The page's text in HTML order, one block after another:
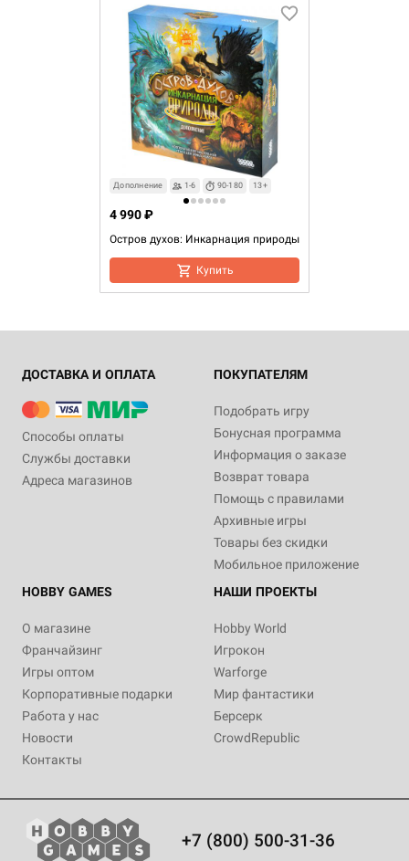
Дополнение 1-6 90-180 13+
Остров духов: Инкарнация природы
4 990 ₽
Купить
ДОСТАВКА И ОПЛАТА
Способы оплаты
Службы доставки
Адреса магазинов
ПОКУПАТЕЛЯМ
Подобрать игру
Бонусная программа
Информация о заказе
Возврат товара
Помощь с правилами
Архивные игры
Товары без скидки
Мобильное приложение
HOBBY GAMES
О магазине
Франчайзинг
Игры оптом
Корпоративные подарки
Работа у нас
Новости
Контакты
НАШИ ПРОЕКТЫ
Hobby World
Игрокон
Warforge
Мир фантастики
Берсерк
CrowdRepublic
+7 (800) 500-31-36